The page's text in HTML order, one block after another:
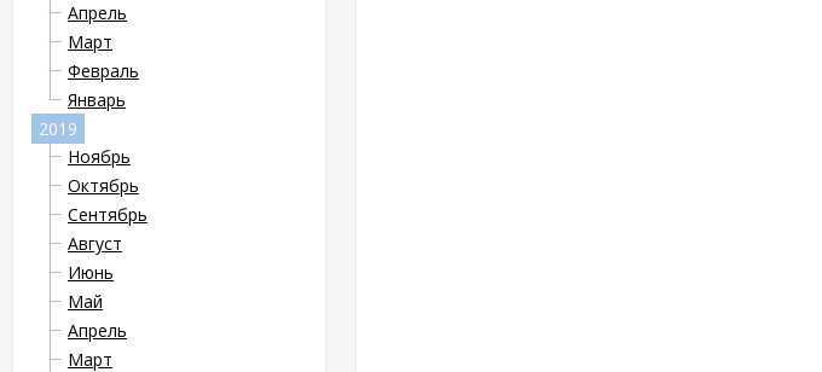
Апрель
Март
Февраль
Январь
2019
Ноябрь
Октябрь
Сентябрь
Август
Июнь
Май
Апрель
Март